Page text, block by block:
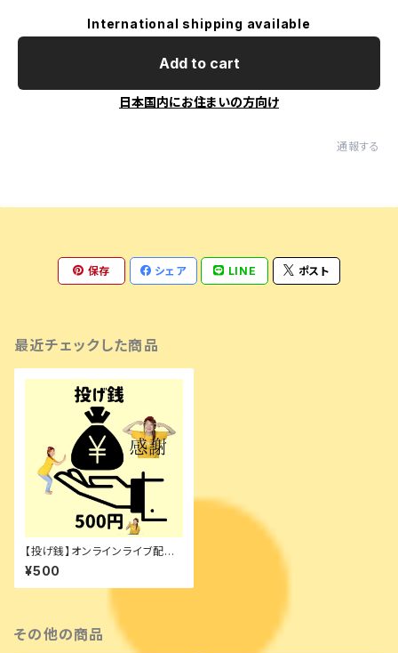
International shipping available
Add to cart
日本国内にお住まいの方向け
通報する
保存 シェア LINE ポスト
最近チェックした商品
【投げ銭】オンラインライブ配信
用
¥500
その他の商品